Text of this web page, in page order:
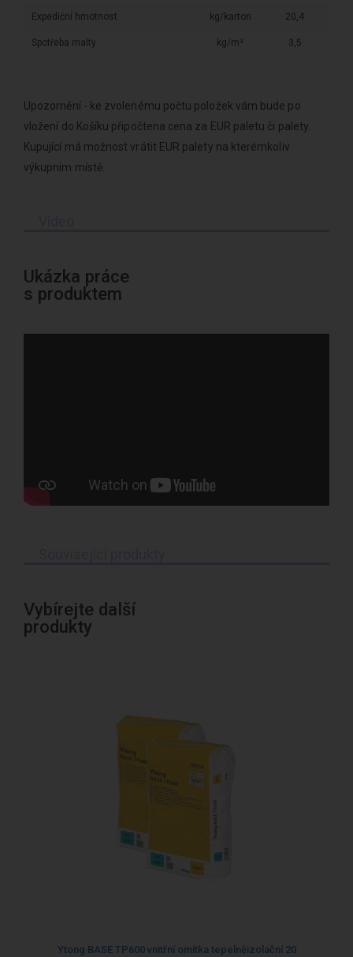
Expediční hmotnost kg/karton 20,4
Spotřeba malty kg/m² 3,5
Upozornění - ke zvolenému počtu položek vám bude po
vložení do Košíku připočtena cena za EUR paletu či palety.
Kupující má možnost vrátit EUR palety na kterémkoliv
výkupním místě.
Ukázka práce
s produktem
Vybírejte další
produkty
Ytong BASE TP600 vnitřní omítka tepelněizolační 20